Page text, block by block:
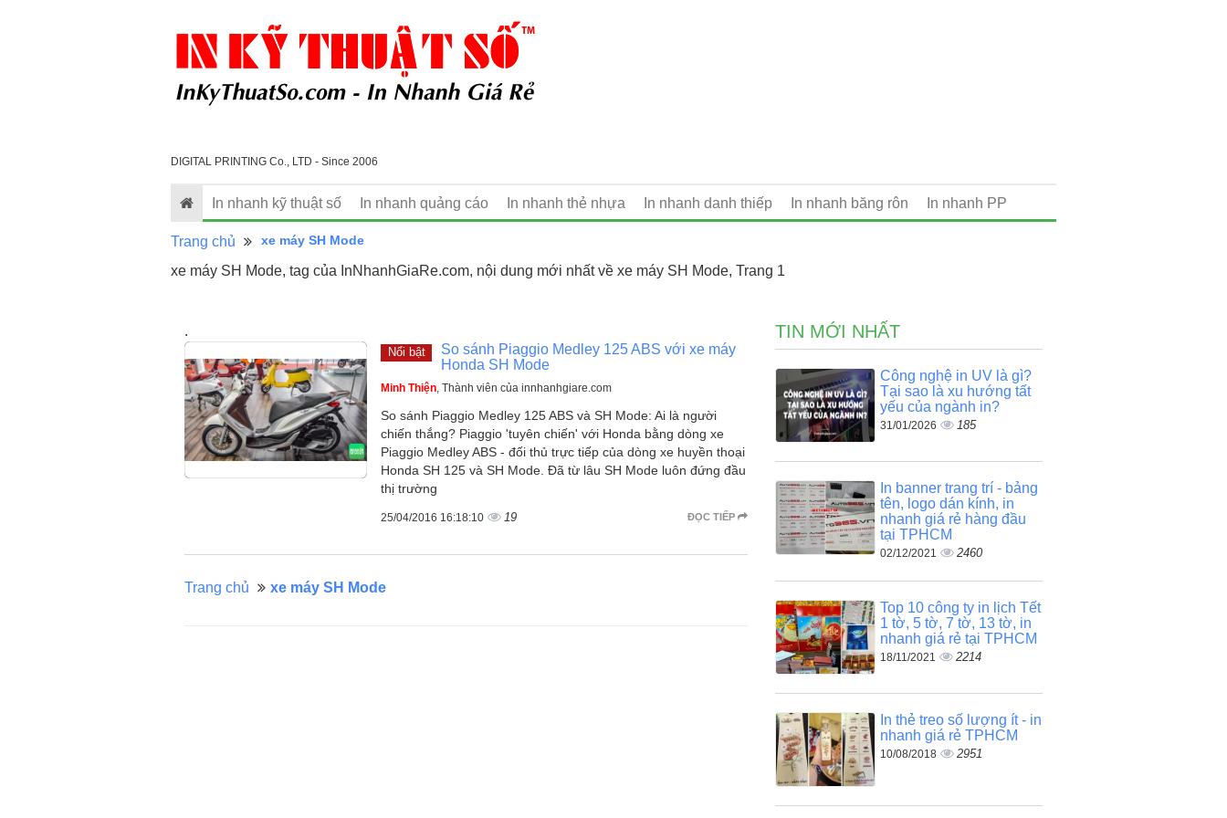
DIGITAL PRINTING Co., LTD - Since 2006
In nhanh kỹ thuật số In nhanh quảng cáo In nhanh thẻ nhựa In nhanh danh thiếp In nhanh băng rôn In nhanh PP
Trang chủ xe máy SH Mode
xe máy SH Mode, tag của InNhanhGiaRe.com, nội dung mới nhất về xe máy SH Mode, Trang 1
.
Nổi bật
So sánh Piaggio Medley 125 ABS với xe máy
Honda SH Mode
Minh Thiện , Thành viên của innhanhgiare.com
So sánh Piaggio Medley 125 ABS và SH Mode: Ai là người
chiến thắng? Piaggio 'tuyên chiến' với Honda bằng dòng xe
Piaggio Medley ABS - đối thủ trực tiếp của dòng xe huyền thoại
Honda SH 125 và SH Mode. Đã từ lâu SH Mode luôn đứng đầu
thị trường
ĐỌC TIẾP
25/04/2016 16:18:10 19
Trang chủ xe máy SH Mode
TIN MỚI NHẤT
Công nghệ in UV là gì?
Tại sao là xu hướng tất
yếu của ngành in?
31/01/2026 185
In banner trang trí - bảng
tên, logo dán kính, in
nhanh giá rẻ hàng đầu
tại TPHCM
02/12/2021 2460
Top 10 công ty in lịch Tết
1 tờ, 5 tờ, 7 tờ, 13 tờ, in
nhanh giá rẻ tại TPHCM
18/11/2021 2214
In thẻ treo số lượng ít - in
nhanh giá rẻ TPHCM
10/08/2018 2951